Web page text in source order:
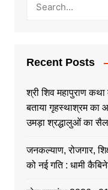
Recent Posts
श्री शिव महापुराण
बताया गृहस्थाश्रम का
उमड़ा श्रद्धालुओं का
जनकल्याण, रोजगार,
को नई गति : धामी